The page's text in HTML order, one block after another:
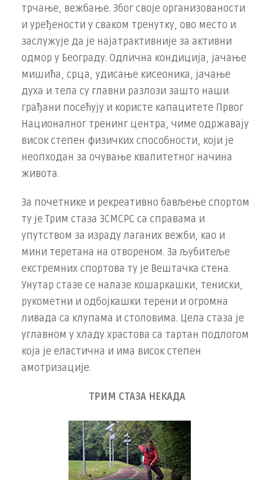
трчање, вежбање. Због своје организованости
и уређености у сваком тренутку, ово место и
заслужује да је најатрактивније за активни
одмор у Београду. Одлична кондиција, јачање
мишића, срца, удисање кисеоника, јачање
духа и тела су главни разлози зашто наши
грађани посећују и користе капацитете Првог
Националног тренинг центра, чиме одржавају
висок степен физичких способности, који је
неопходан за очување квалитетног начина
живота.
За почетнике и рекреативно бављење спортом
ту је Трим стаза ЗСМСРС са справама и
упутством за израду лаганих вежби, као и
мини теретана на отвореном. За љубитеље
екстремних спортова ту је Вештачка стена.
Унутар стазе се налазе кошаркашки, тениски,
рукометни и одбојкашки терени и огромна
ливада са клупама и столовима. Цела стаза је
углавном у хладу храстова са тартан подлогом
која је еластична и има висок степен
амотризације.
ТРИМ СТАЗА НЕКАДА